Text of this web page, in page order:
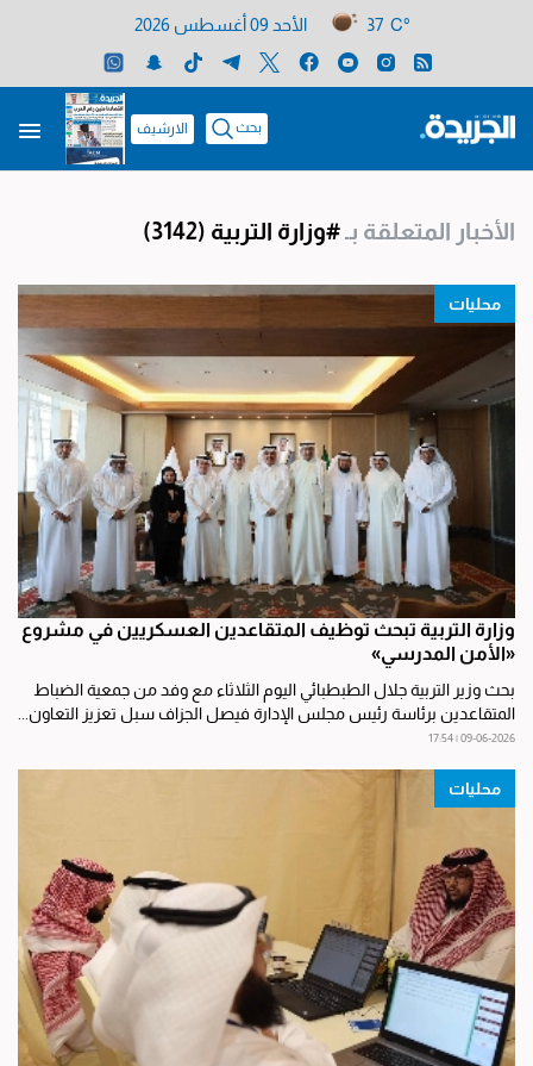
37 C° الأحد 09 أغسطس 2026
بحث الارشيف
الأخبار المتعلقة بـ#وزارة التربية (3142)
محليات
وزارة التربية تبحث توظيف المتقاعدين العسكريين في مشروع
«الأمن المدرسي»
بحث وزير التربية جلال الطبطبائي اليوم الثلاثاء مع وفد من جمعية الضباط
المتقاعدين برئاسة رئيس مجلس الإدارة فيصل الجزاف سبل تعزيز التعاون...
09-06-2026 | 17:54
محليات